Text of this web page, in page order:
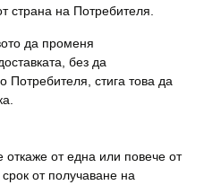
страна на Потребителя.
да променя
без да
Потребителя, стига това да
от една или повече от
от получаване на